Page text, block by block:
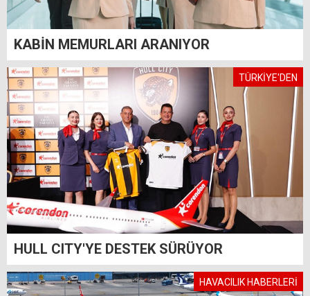
KABİN MEMURLARI ARANIYOR
TÜRKİYE'DEN
HULL CITY'YE DESTEK SÜRÜYOR
HAVACILIK HABERLERİ